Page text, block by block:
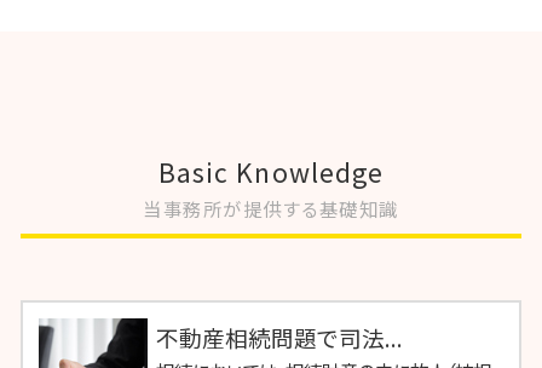
Basic Knowledge
当事務所が提供する基礎知識
不動産相続問題で司法...